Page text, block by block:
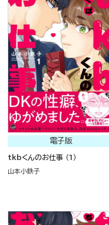
電子版
tkbくんのお仕事 （1）
山本小鉄子